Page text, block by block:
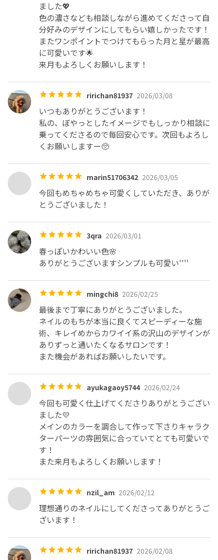
ました💖
色の濃さなども相談しながら進めてくださって自
分好みのデザインにしてもらい嬉しかったです！
またワンポイントでつけてもらった月と星が最高
に可愛いです🌟
来月もよろしくお願いします！
ririchan81937 2026/03/08
いつもありがとうございます！
私の、ぼやっとしたイメージでもしっかり相談に
乗ってくださるので毎回安心です。次回もよろし
くお願いしますー🥺
marin51706342 2026/03/05
今回もめちゃめちゃ可愛くしていただき、ありが
とうございました！
3qra 2026/03/01
春っぽいかわいい色🌸
ありがとうございますシンプルも可愛い''''
mingchi8 2026/02/25
最後まで丁寧にありがとうございました。
ネイルのもちが本当に良くてスピーディーな施
術、キレイめからカワイイ系の沢山のデザインが
ありずっと通いたくなるサロンです！
ayukagaoy5744 2026/02/24
今回も可愛く仕上げてくださりありがとうござい
ました💛
メインのカラーを調合して作って下さりキャラク
ターパーツの雰囲気に合っていてとても可愛いで
す！
nzil_am 2026/02/12
理想通りのネイルにしてくださってありがとうご
ざいます！
ririchan81937 2026/02/08